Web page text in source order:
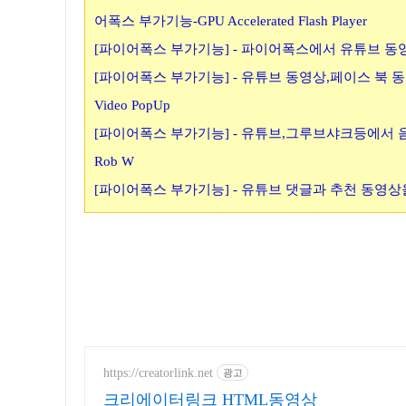
어폭스 부가기능-GPU Accelerated Flash Player
[파이어폭스 부가기능] - 파이어폭스에서 유튜브 동
[파이어폭스 부가기능] - 유튜브 동영상,페이스 북
Video PopUp
[파이어폭스 부가기능] - 유튜브,그루브샤크등에서
Rob W
[파이어폭스 부가기능] - 유튜브 댓글과 추천 동영
https://creatorlink.net 광고
크리에이터링크 HTML동영상